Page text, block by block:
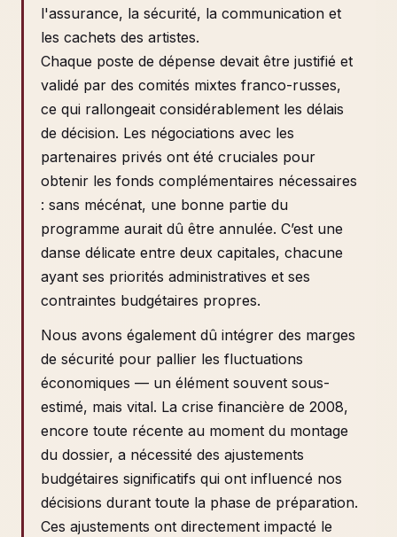
l'assurance, la sécurité, la communication et
les cachets des artistes.
Chaque poste de dépense devait être justifié et
validé par des comités mixtes franco-russes,
ce qui rallongeait considérablement les délais
de décision. Les négociations avec les
partenaires privés ont été cruciales pour
obtenir les fonds complémentaires nécessaires
: sans mécénat, une bonne partie du
programme aurait dû être annulée. C’est une
danse délicate entre deux capitales, chacune
ayant ses priorités administratives et ses
contraintes budgétaires propres.
Nous avons également dû intégrer des marges
de sécurité pour pallier les fluctuations
économiques — un élément souvent sous-
estimé, mais vital. La crise financière de 2008,
encore toute récente au moment du montage
du dossier, a nécessité des ajustements
budgétaires significatifs qui ont influencé nos
décisions durant toute la phase de préparation.
Ces ajustements ont directement impacté le